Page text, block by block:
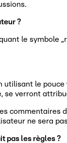
?
le symbole
le
verront
ne sera
pas les règles ?